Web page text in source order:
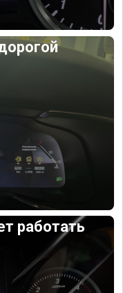
работать